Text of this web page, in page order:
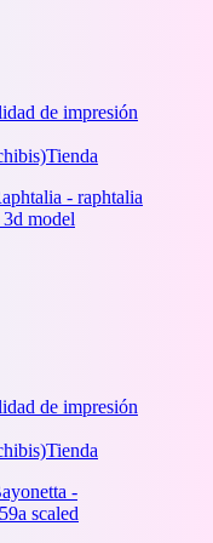
de impresión
Tienda
de impresión
Tienda